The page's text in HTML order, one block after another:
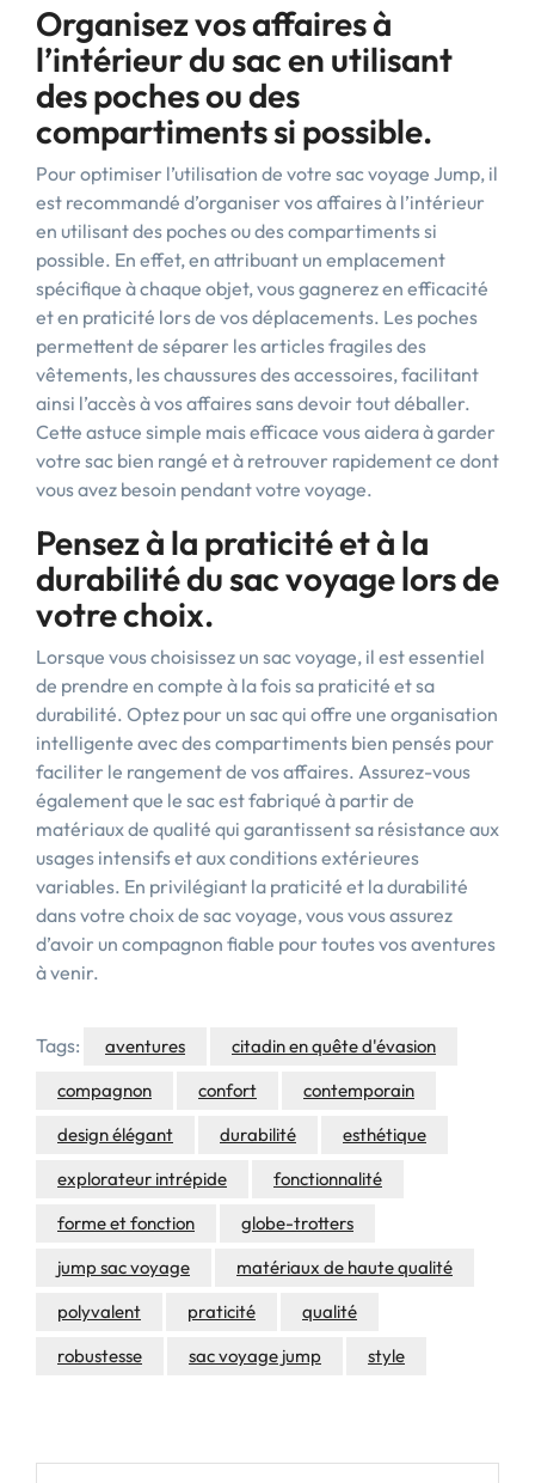
Organisez vos affaires à
l’intérieur du sac en utilisant
des poches ou des
compartiments si possible.
Pour optimiser l’utilisation de votre sac voyage Jump, il
est recommandé d’organiser vos affaires à l’intérieur
en utilisant des poches ou des compartiments si
possible. En effet, en attribuant un emplacement
spécifique à chaque objet, vous gagnerez en efficacité
et en praticité lors de vos déplacements. Les poches
permettent de séparer les articles fragiles des
vêtements, les chaussures des accessoires, facilitant
ainsi l’accès à vos affaires sans devoir tout déballer.
Cette astuce simple mais efficace vous aidera à garder
votre sac bien rangé et à retrouver rapidement ce dont
vous avez besoin pendant votre voyage.
Pensez à la praticité et à la
durabilité du sac voyage lors de
votre choix.
Lorsque vous choisissez un sac voyage, il est essentiel
de prendre en compte à la fois sa praticité et sa
durabilité. Optez pour un sac qui offre une organisation
intelligente avec des compartiments bien pensés pour
faciliter le rangement de vos affaires. Assurez-vous
également que le sac est fabriqué à partir de
matériaux de qualité qui garantissent sa résistance aux
usages intensifs et aux conditions extérieures
variables. En privilégiant la praticité et la durabilité
dans votre choix de sac voyage, vous vous assurez
d’avoir un compagnon fiable pour toutes vos aventures
à venir.
Tags: aventures
citadin en quête d'évasion
compagnon
confort
contemporain
design élégant
durabilité
esthétique
explorateur intrépide
fonctionnalité
forme et fonction
globe-trotters
jump sac voyage
matériaux de haute qualité
polyvalent
praticité
qualité
robustesse
sac voyage jump style